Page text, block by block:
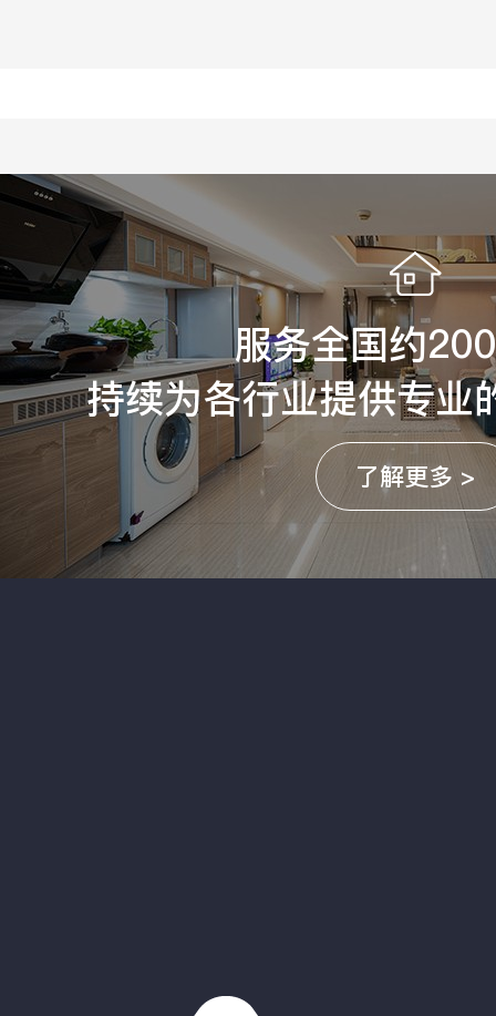
服务全国约
持续为各行业提供专业
了解更多 >